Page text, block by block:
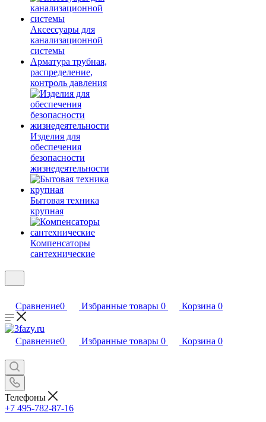
Аксессуары для
канализационной
системы
Арматура трубная,
распределение,
контроль давления
Изделия для
обеспечения
безопасности
жизнедеятельности
Бытовая техника
крупная
Компенсаторы
сантехнические
Сравнение0 Избранные товары 0 Корзина 0
Сравнение0 Избранные товары 0 Корзина 0
Телефоны
+7 495-782-87-16